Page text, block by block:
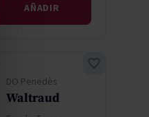
AÑADIR
DO Penedès
Waltraud